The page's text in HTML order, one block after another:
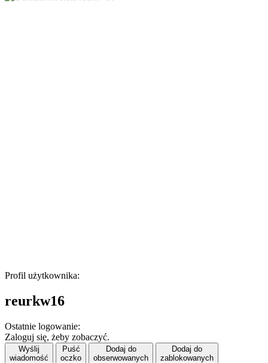
Profil użytkownika:
reurkw16
Ostatnie logowanie:
Zaloguj się, żeby zobaczyć.
Wyślij
wiadomość
Puść
oczko
Dodaj do
obserwowanych
Dodaj do
zablokowanych